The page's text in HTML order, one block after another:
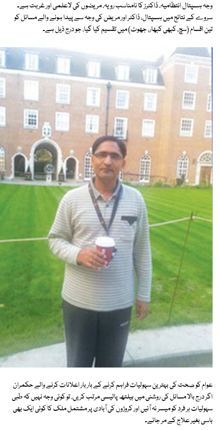
وجہ ہسپتال انتظامیہ، ڈاکٹرز کا نامناسب رویہ، مریضوں کی لاعلمی اور غربت ہے۔
سروے کے نتائج میں ہسپتال، ڈاکٹر اور مریض کی وجہ سے پیدا ہونے والے مسائل کو
تین اقسام (سچ، کبھی کبھار، جھوٹ) میں تقسیم کیا گیا، جو درج ذیل ہے۔
عوام کو صحت کی بہترین سہولیات فراہم کرنے کے بار بار اعلانات کرنے والے حکمران
اگر درج بالا مسائل کی روشنی میں ہیلتھ پالیسی مرتب کریں، تو کوئی وجہ نہیں کہ طبی
سہولیات ہر فرد کو میسر نہ آئیں اور کروڑوں کی آبادی پر مشتمل ملک کا کوئی ایک بھی
باسی بغیر علاج کے مر جائے۔